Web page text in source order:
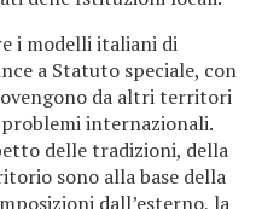
i modelli italiani di
a Statuto speciale, con
da altri territori
internazionali.
delle tradizioni, della
sono alla base della
dall’esterno, la